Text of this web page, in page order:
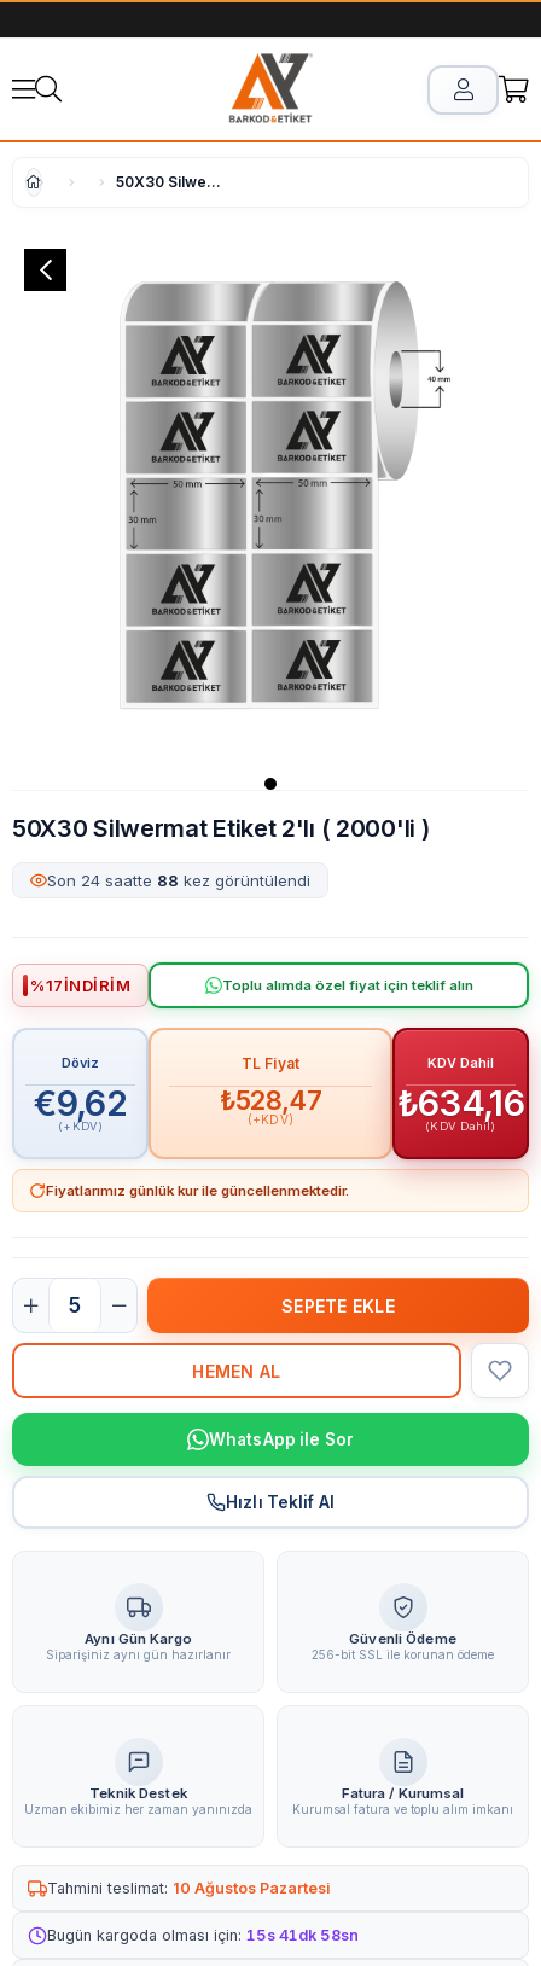
50X30 Silwermat Etiket 2'lı ( 2000'li )
50X30 Silwermat Etiket 2'lı ( 2000'li )
Son 24 saatte 88 kez görüntülendi
%17İNDIRIM Toplu alımda özel fiyat için teklif alın
Döviz
€9,62
(+KDV)
TL Fiyat
₺528,47
(+KDV)
KDV Dahil
₺634,16
(KDV Dahil)
Fiyatlarımız günlük kur ile güncellenmektedir.
WhatsApp ile Sor
Hızlı Teklif Al
Aynı Gün Kargo
Siparişiniz aynı gün hazırlanır
Güvenli Ödeme
256-bit SSL ile korunan ödeme
Teknik Destek
Uzman ekibimiz her zaman yanınızda
Fatura / Kurumsal
Kurumsal fatura ve toplu alım imkanı
Tahmini teslimat: 10 Ağustos Pazartesi
Bugün kargoda olması için: 15s 41dk 57sn